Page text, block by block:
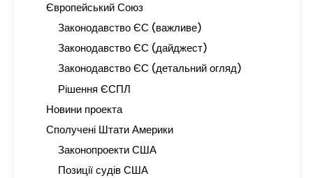
Європейський Союз
Законодавство ЄС (важливе)
Законодавство ЄС (дайджест)
Законодавство ЄС (детальний огляд)
Рішення ЄСПЛ
Новини проекта
Сполучені Штати Америки
Законопроекти США
Позиції судів США